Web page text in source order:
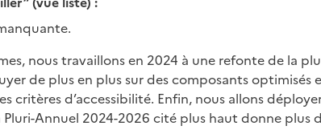
nous travaillons en 2024 à une refonte de la
de plus en plus sur des composants optimisés
critères d’accessibilité. Enfin, nous allons
Pluri-Annuel 2024-2026 cité plus haut donne plus